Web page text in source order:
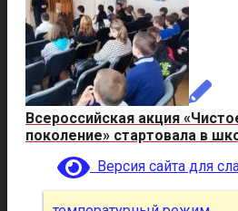
Всероссийская акция
поколение» стартовала в
Версия сайта для